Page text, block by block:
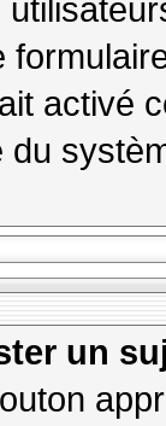
activé
du
un